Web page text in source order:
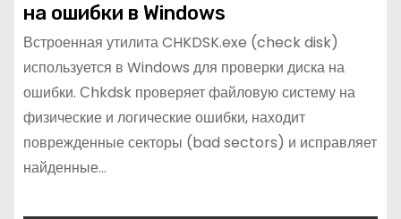
на ошибки в Windows
Встроенная утилита CHKDSK.exe (check disk)
используется в Windows для проверки диска на
ошибки. Сhkdsk проверяет файловую систему на
физические и логические ошибки, находит
поврежденные секторы (bad sectors) и исправляет
найденные…